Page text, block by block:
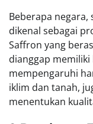
Beberapa negara,
dikenal sebagai
Saffron yang
dianggap
mempengaruhi
iklim dan tanah,
menentukan